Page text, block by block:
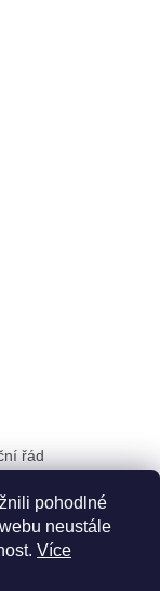
pohodlné
neustále
Více
řád
na stiahnutie